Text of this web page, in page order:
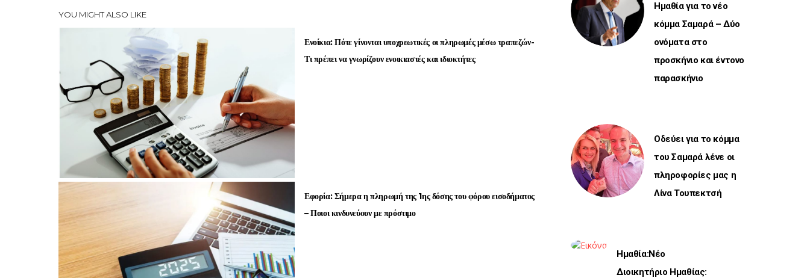
YOU MIGHT ALSO LIKE
Ενοίκια: Πότε γίνονται υποχρεωτικές οι πληρωμές μέσω τραπεζών-
Τι πρέπει να γνωρίζουν ενοικιαστές και ιδιοκτήτες
Εφορία: Σήμερα η πληρωμή της 1ης δόσης του φόρου εισοδήματος
– Ποιοι κινδυνεύουν με πρόστιμο
Ημαθία για το νέο
κόμμα Σαμαρά – Δύο
ονόματα στο
προσκήνιο και έντονο
παρασκήνιο
Οδεύει για το κόμμα
του Σαμαρά λένε οι
πληροφορίες μας η
Λίνα Τουπεκτσή
Ημαθία:Νέο
Διοικητήριο Ημαθίας: